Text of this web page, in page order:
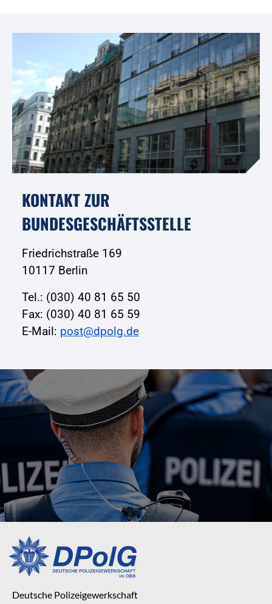
KONTAKT ZUR
BUNDESGESCHÄFTSSTELLE
Friedrichstraße 169
10117 Berlin
Tel.: (030) 40 81 65 50
Fax: (030) 40 81 65 59
E-Mail: post@dpolg.de
Deutsche Polizeigewerkschaft